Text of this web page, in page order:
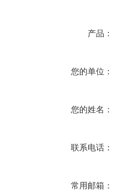
产品：
您的单位：
您的姓名：
联系电话：
常用邮箱：